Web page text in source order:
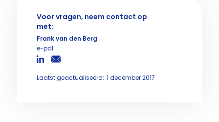
Voor vragen, neem contact op
met:
Frank van den Berg
e-pal
Laatst geactualiseerd: 1 december 2017